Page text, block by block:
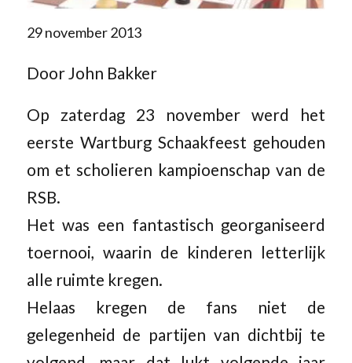
29 november 2013
Door John Bakker
Op zaterdag 23 november werd het
eerste Wartburg Schaakfeest gehouden
om et scholieren kampioenschap van de
RSB.
Het was een fantastisch georganiseerd
toernooi, waarin de kinderen letterlijk
alle ruimte kregen.
Helaas kregen de fans niet de
gelegenheid de partijen van dichtbij te